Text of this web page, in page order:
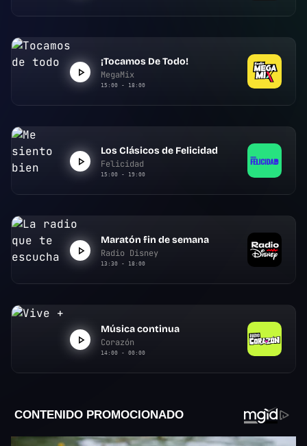
¡Tocamos De Todo!
MegaMix
15:00 - 18:00
Los Clásicos de Felicidad
Felicidad
15:00 - 19:00
Maratón fin de semana
Radio Disney
13:30 - 18:00
Música continua
Corazón
14:00 - 00:00